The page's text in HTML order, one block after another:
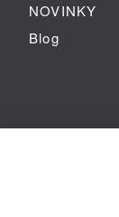
NOVINKY
Blog